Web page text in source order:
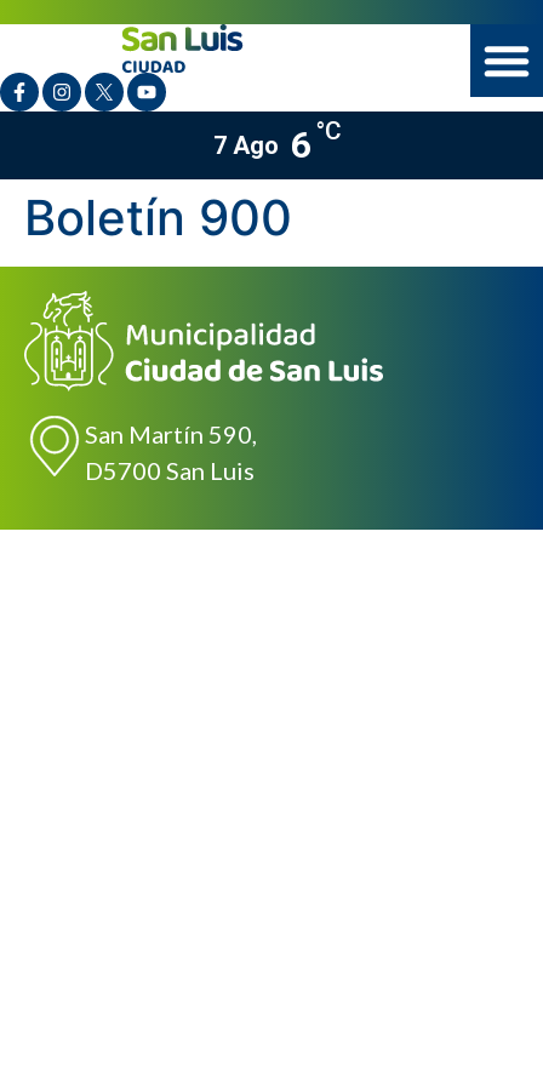
7 Ago 6 °C
Boletín 900
San Martín 590,
D5700 San Luis